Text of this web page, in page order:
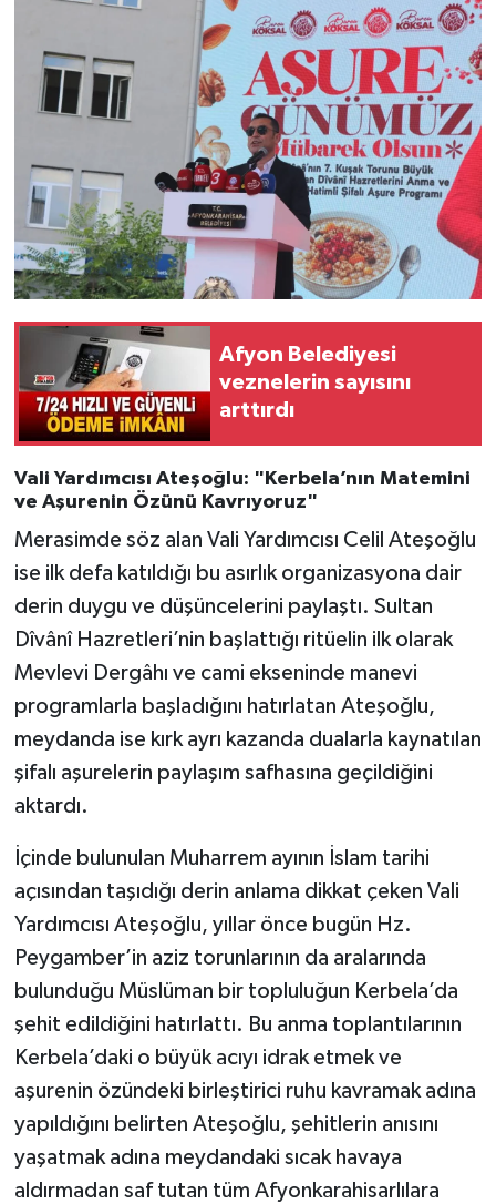
Afyon Belediyesi
veznelerin sayısını
arttırdı
Vali Yardımcısı Ateşoğlu: "Kerbela’nın Matemini
ve Aşurenin Özünü Kavrıyoruz"
Merasimde söz alan Vali Yardımcısı Celil Ateşoğlu
ise ilk defa katıldığı bu asırlık organizasyona dair
derin duygu ve düşüncelerini paylaştı. Sultan
Dîvânî Hazretleri’nin başlattığı ritüelin ilk olarak
Mevlevi Dergâhı ve cami ekseninde manevi
programlarla başladığını hatırlatan Ateşoğlu,
meydanda ise kırk ayrı kazanda dualarla kaynatılan
şifalı aşurelerin paylaşım safhasına geçildiğini
aktardı.
İçinde bulunulan Muharrem ayının İslam tarihi
açısından taşıdığı derin anlama dikkat çeken Vali
Yardımcısı Ateşoğlu, yıllar önce bugün Hz.
Peygamber’in aziz torunlarının da aralarında
bulunduğu Müslüman bir topluluğun Kerbela’da
şehit edildiğini hatırlattı. Bu anma toplantılarının
Kerbela’daki o büyük acıyı idrak etmek ve
aşurenin özündeki birleştirici ruhu kavramak adına
yapıldığını belirten Ateşoğlu, şehitlerin anısını
yaşatmak adına meydandaki sıcak havaya
aldırmadan saf tutan tüm Afyonkarahisarlılara